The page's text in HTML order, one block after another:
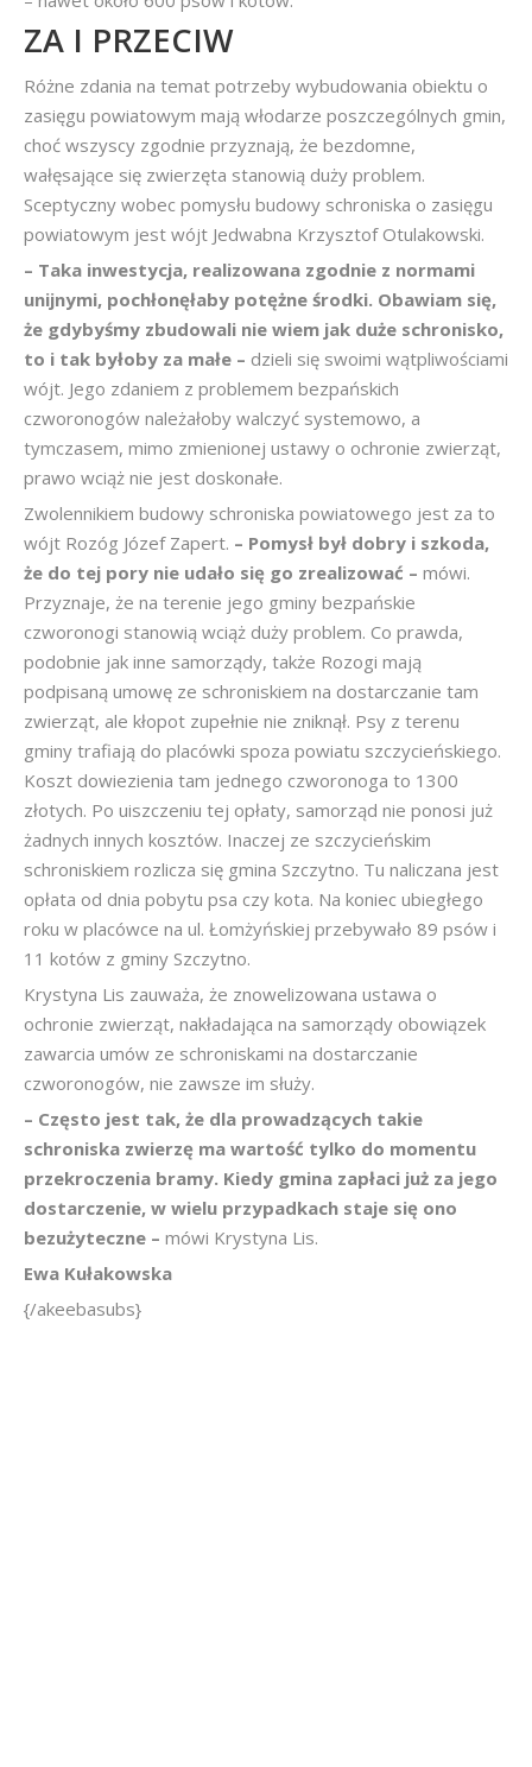
ZA I PRZECIW
Różne zdania na temat potrzeby wybudowania obiektu o
zasięgu powiatowym mają włodarze poszczególnych gmin,
choć wszyscy zgodnie przyznają, że bezdomne,
wałęsające się zwierzęta stanowią duży problem.
Sceptyczny wobec pomysłu budowy schroniska o zasięgu
powiatowym jest wójt Jedwabna Krzysztof Otulakowski.
– Taka inwestycja, realizowana zgodnie z normami
unijnymi, pochłonęłaby potężne środki. Obawiam się,
że gdybyśmy zbudowali nie wiem jak duże schronisko,
to i tak byłoby za małe – dzieli się swoimi wątpliwościami
wójt. Jego zdaniem z problemem bezpańskich
czworonogów należałoby walczyć systemowo, a
tymczasem, mimo zmienionej ustawy o ochronie zwierząt,
prawo wciąż nie jest doskonałe.
Zwolennikiem budowy schroniska powiatowego jest za to
wójt Rozóg Józef Zapert. – Pomysł był dobry i szkoda,
że do tej pory nie udało się go zrealizować – mówi.
Przyznaje, że na terenie jego gminy bezpańskie
czworonogi stanowią wciąż duży problem. Co prawda,
podobnie jak inne samorządy, także Rozogi mają
podpisaną umowę ze schroniskiem na dostarczanie tam
zwierząt, ale kłopot zupełnie nie zniknął. Psy z terenu
gminy trafiają do placówki spoza powiatu szczycieńskiego.
Koszt dowiezienia tam jednego czworonoga to 1300
złotych. Po uiszczeniu tej opłaty, samorząd nie ponosi już
żadnych innych kosztów. Inaczej ze szczycieńskim
schroniskiem rozlicza się gmina Szczytno. Tu naliczana jest
opłata od dnia pobytu psa czy kota. Na koniec ubiegłego
roku w placówce na ul. Łomżyńskiej przebywało 89 psów i
11 kotów z gminy Szczytno.
Krystyna Lis zauważa, że znowelizowana ustawa o
ochronie zwierząt, nakładająca na samorządy obowiązek
zawarcia umów ze schroniskami na dostarczanie
czworonogów, nie zawsze im służy.
– Często jest tak, że dla prowadzących takie
schroniska zwierzę ma wartość tylko do momentu
przekroczenia bramy. Kiedy gmina zapłaci już za jego
dostarczenie, w wielu przypadkach staje się ono
bezużyteczne – mówi Krystyna Lis.
Ewa Kułakowska
{/akeebasubs}